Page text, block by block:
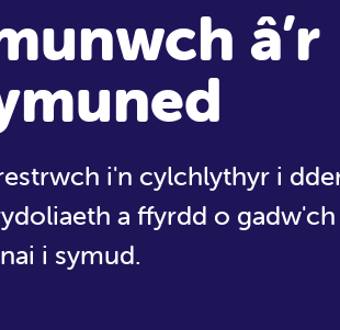
â’r
i'n cylchlythyr i
a ffyrdd o gadw'ch
i symud.